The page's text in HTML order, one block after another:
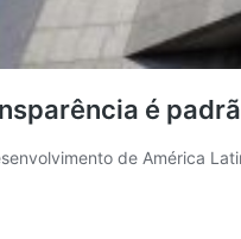
é
de América